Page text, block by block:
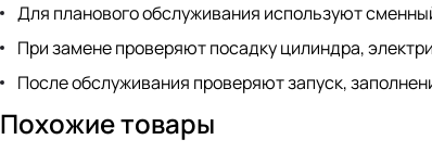
Для планового обслуживания используют
При замене проверяют посадку цилиндра,
После обслуживания проверяют запуск,
Похожие товары